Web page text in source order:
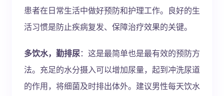
患者在日常生活中做好预防和护理工作。良好的生
活习惯是防止疾病复发、保障治疗效果的关键。
多饮水，勤排尿：这是最简单也是最有效的预防方
法。充足的水分摄入可以增加尿量，起到冲洗尿道
的作用，将细菌及时排出体外。建议男性每天饮水